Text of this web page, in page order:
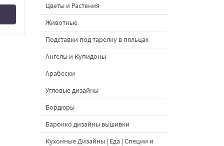
Цветы и Растения
Животные
Подставки под тарелку в пяльцах
Ангелы и Купидоны
Арабески
Угловые дизайны
Бордюры
Барокко дизайны вышивки
Кухонные Дизайны | Еда | Специи и